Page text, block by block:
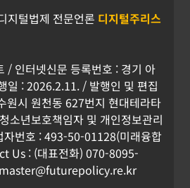
지털법제 전문언론 디지털주리스
/ 인터넷신문 등록번호 : 경기 아
일 : 2026.2.11. / 발행인 및 편집
원시 원천동 627번지 현대테라타
소년보호책임자 및 개인정보관리
자번호 : 493-50-01128(미래융합
Us : (대표전화) 070-8095-